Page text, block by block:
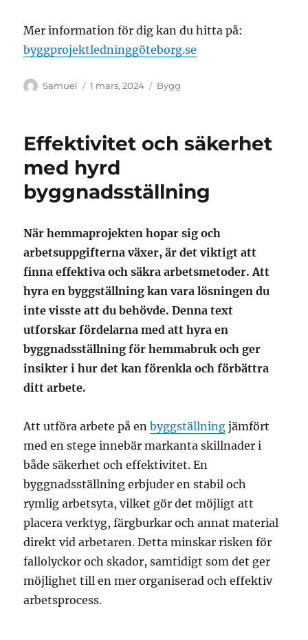
Mer information för dig kan du hitta på:
byggprojektledninggöteborg.se
Författare
Samuel
Publicerat
1 mars, 2024 Kategorier
Bygg
Effektivitet och säkerhet
med hyrd
byggnadsställning
När hemmaprojekten hopar sig och
arbetsuppgifterna växer, är det viktigt att
finna effektiva och säkra arbetsmetoder. Att
hyra en byggställning kan vara lösningen du
inte visste att du behövde. Denna text
utforskar fördelarna med att hyra en
byggnadsställning för hemmabruk och ger
insikter i hur det kan förenkla och förbättra
ditt arbete.
Att utföra arbete på enbyggställning jämfört
med en stege innebär markanta skillnader i
både säkerhet och effektivitet. En
byggnadsställning erbjuder en stabil och
rymlig arbetsyta, vilket gör det möjligt att
placera verktyg, färgburkar och annat material
direkt vid arbetaren. Detta minskar risken för
fallolyckor och skador, samtidigt som det ger
möjlighet till en mer organiserad och effektiv
arbetsprocess.